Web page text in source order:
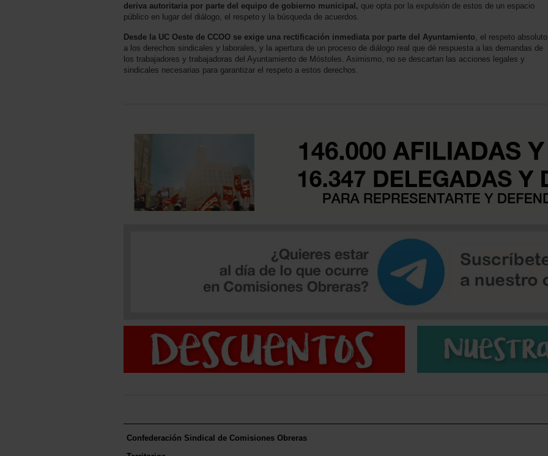
deriva autoritaria por parte del equipo de gobierno municipal, que opta por la expulsión de estos de un espacio
público en lugar del diálogo, el respeto y la búsqueda de acuerdos.
Desde la UC Oeste de CCOO se exige una rectificación inmediata por parte del Ayuntamiento , el respeto absoluto
a los derechos sindicales y laborales, y la apertura de un proceso de diálogo real que dé respuesta a las demandas de
los trabajadores y trabajadoras del Ayuntamiento de Móstoles. Asimismo, no se descartan las acciones legales y
sindicales necesarias para garantizar el respeto a estos derechos.
Confederación Sindical de Comisiones Obreras